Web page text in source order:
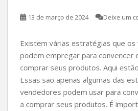
13 de março de 2024 Deixe um
Existem várias estratégias que
podem empregar para convencer
comprar seus produtos. Aqui
Essas são apenas algumas das
vendedores podem usar para
a comprar seus produtos. É